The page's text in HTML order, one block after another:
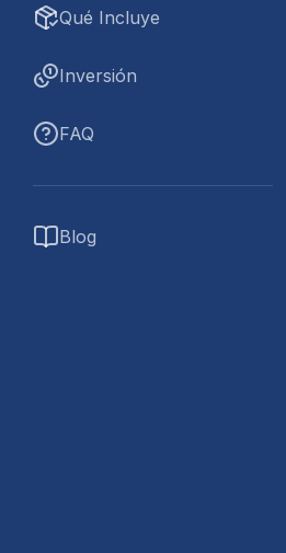
Qué Incluye
Inversión
FAQ
Blog